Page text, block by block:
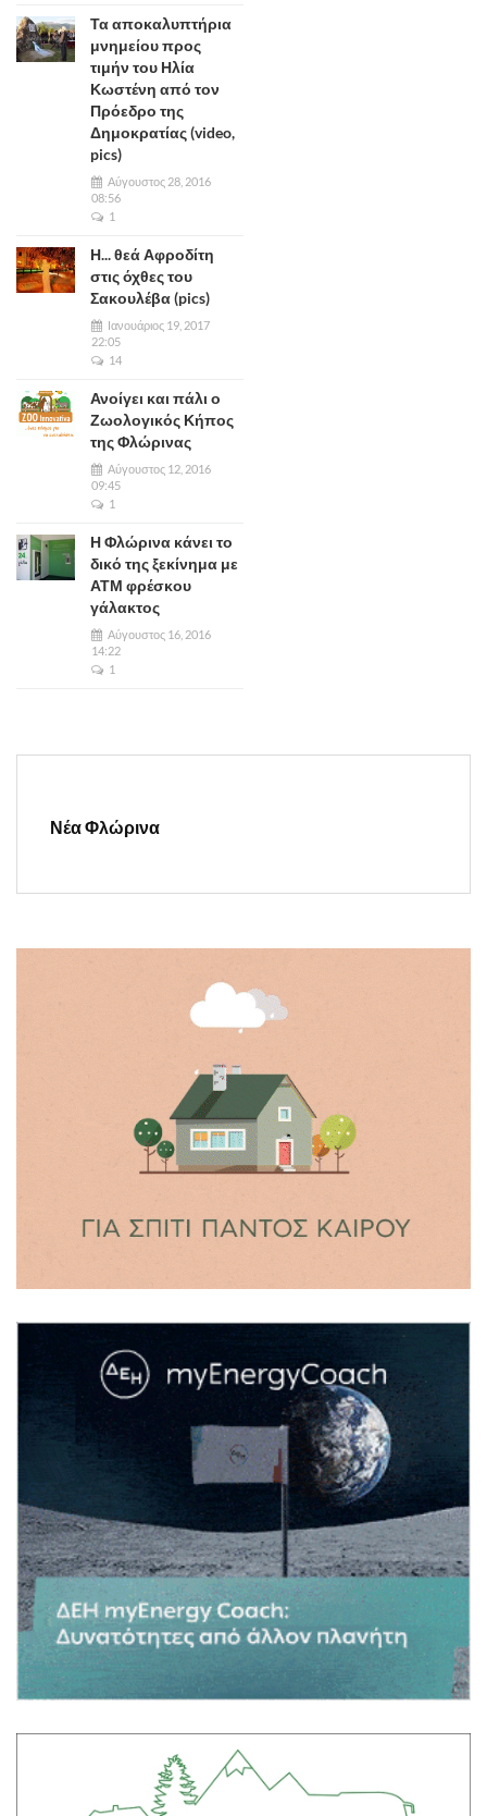
Τα αποκαλυπτήρια
μνημείου προς
τιμήν του Ηλία
Κωστένη από τον
Πρόεδρο της
Δημοκρατίας (video,
pics)
Αύγουστος 28, 2016
08:56
1
Η... θεά Αφροδίτη
στις όχθες του
Σακουλέβα (pics)
Ιανουάριος 19, 2017
22:05
14
Ανοίγει και πάλι ο
Ζωολογικός Κήπος
της Φλώρινας
Αύγουστος 12, 2016
09:45
1
Η Φλώρινα κάνει το
δικό της ξεκίνημα με
ΑΤΜ φρέσκου
γάλακτος
Αύγουστος 16, 2016
14:22
1
Νέα Φλώρινα